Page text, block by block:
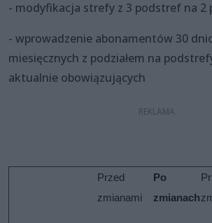
- modyfikacja strefy z 3 podstref na 2
- wprowadzenie abonamentów 30
miesięcznych z podziałem na
aktualnie obowiązujących
Przed
zmianami
Po
zmianach